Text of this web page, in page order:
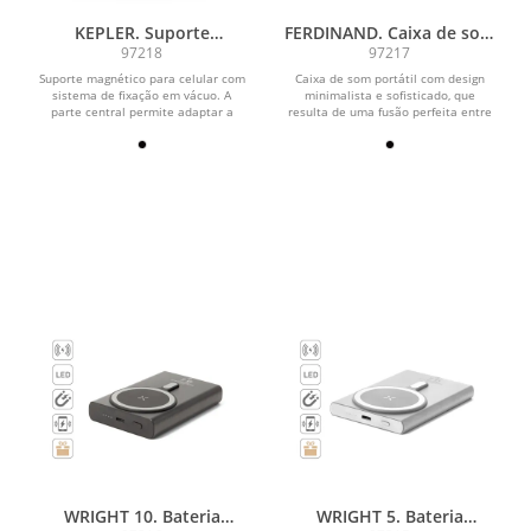
KEPLER. Suporte
magnético para celular
com sistema de fixação
em vácuo para superfícies
lisas e não lisas (rotação
97218
Suporte magnético para celular com
sistema de fixação em vácuo. A
parte central permite adaptar a
FERDINAND. Caixa de som
portátil em alumínio
100% reciclado e bambu,
com 3h de autonomia
97217
Caixa de som portátil com design
minimalista e sofisticado, que
resulta de uma fusão perfeita entre
WRIGHT 10. Bateria
WRIGHT 5. Bateria